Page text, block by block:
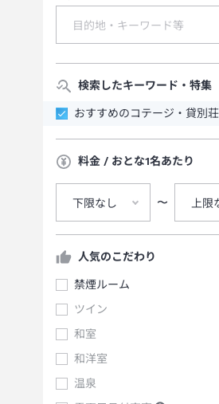
検索したキーワード・特集
おすすめのコテージ・貸別荘
料金 / おとな1名あたり
下限なし 〜 上限
人気のこだわり
禁煙ルーム
ツイン
和室
和洋室
温泉